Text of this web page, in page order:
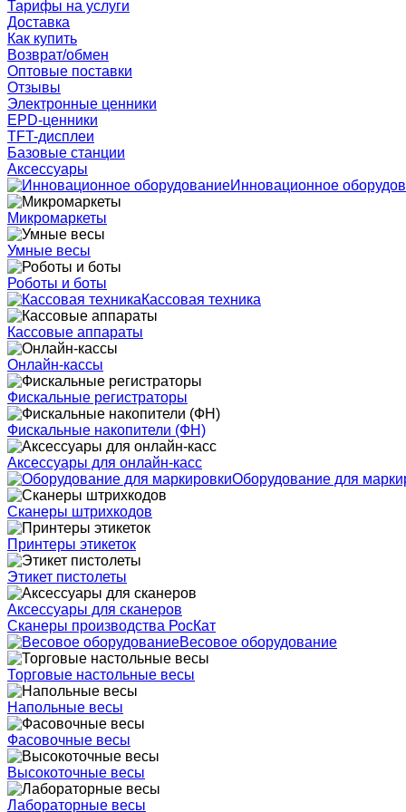
Тарифы на услуги
Доставка
Как купить
Возврат/обмен
Оптовые поставки
Отзывы
Электронные ценники
EPD-ценники
TFT-дисплеи
Базовые станции
Аксессуары
Инновационное
Микромаркеты
Умные весы
Роботы и боты
Кассовая техника
Кассовые аппараты
Онлайн-кассы
Фискальные регистраторы
Фискальные накопители (ФН)
Аксессуары для онлайн-касс
Оборудование для
Сканеры штрихкодов
Принтеры этикеток
Этикет пистолеты
Аксессуары для сканеров
Сканеры производства РосКат
Весовое оборудование
Торговые настольные весы
Напольные весы
Фасовочные весы
Высокоточные весы
Лабораторные весы